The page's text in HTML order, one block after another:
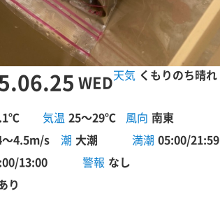
WED くもりのち晴れ
気温 25～29℃ 風向 南東
4.5m/s 潮 大潮 満潮 05:00/21:59
13:00 警報 なし
り